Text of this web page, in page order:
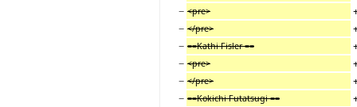
− <pre>
− </pre>
− ==Kathi Fisler ==
− <pre>
− </pre>
− ==Kokichi Futatsugi ==